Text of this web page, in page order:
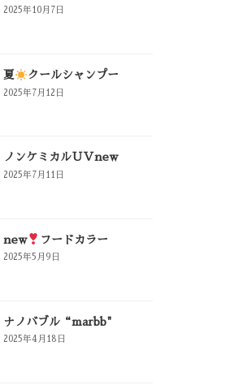
2025年10月7日
夏 クールシャンプー
2025年7月12日
ノンケミカルＵＶnew
2025年7月11日
new フードカラー
2025年5月9日
ナノバブル“marbb"
2025年4月18日